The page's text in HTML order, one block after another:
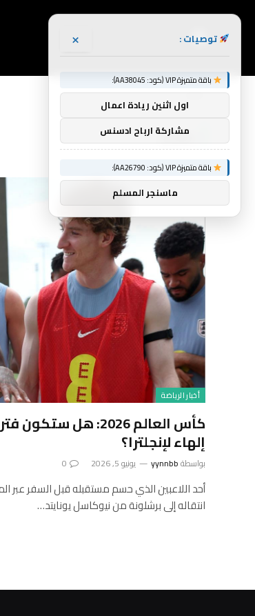
الرئيسية » مصدر
مصدر
أخبار الرياضة
كأس العالم 2026: هل
إلهاء لإنجلترا؟
بواسطةyynnbb يونيو 5, 2026 0
أحد اللاعبين الذي حسم مستقبله قبل السفر عبر
انتقاله إلى برشلونة من نيوكاسل يونايتد…
توصيات : ×
باقة متميزة VIP (كود: AA38045):
اول اثنين ريادة اعمال
مشاركة ارباح ادسنس
باقة متميزة VIP (كود: AA26790):
ماسنجر المسلم